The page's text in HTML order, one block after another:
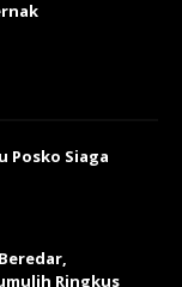
Posko Siaga
Ringkus